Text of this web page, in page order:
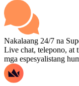
Nakalaang 24/7 na
Live chat, telepono, at
mga espesyalistang